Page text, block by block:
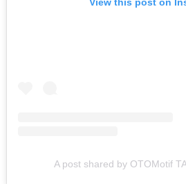
A post shared by OTOMotif